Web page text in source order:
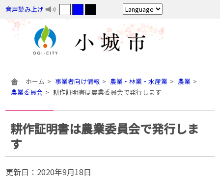
音声読み上げ
ホーム 事業者向け情報 農業・林業・水産業
農業
農業委員会
耕作証明書は農業委員会で発行します
耕作証明書は農業委員会で発行しま
す
更新日： 2020年9月18日